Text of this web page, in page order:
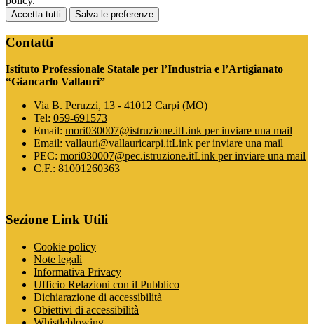
Accetta tutti Salva le preferenze
Contatti
Istituto Professionale Statale per l’Industria e l’Artigianato
“Giancarlo Vallauri”
Via B. Peruzzi, 13 - 41012 Carpi (MO)
Tel: 059-691573
Email: mori030007@istruzione.itLink per inviare una mail
Email: vallauri@vallauricarpi.itLink per inviare una mail
PEC: mori030007@pec.istruzione.itLink per inviare una mail
C.F.: 81001260363
Sezione Link Utili
Cookie policy
Note legali
Informativa Privacy
Ufficio Relazioni con il Pubblico
Dichiarazione di accessibilità
Obiettivi di accessibilità